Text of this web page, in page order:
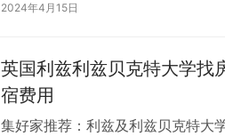
2024年4月15日
英国利兹利兹贝克特大学找
宿费用
集好家推荐：利兹及利兹贝克特大